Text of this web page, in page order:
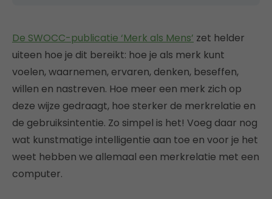
De SWOCC-publicatie ‘Merk als Mens’ zet helder
uiteen hoe je dit bereikt: hoe je als merk kunt
voelen, waarnemen, ervaren, denken, beseffen,
willen en nastreven. Hoe meer een merk zich op
deze wijze gedraagt, hoe sterker de merkrelatie en
de gebruiksintentie. Zo simpel is het! Voeg daar nog
wat kunstmatige intelligentie aan toe en voor je het
weet hebben we allemaal een merkrelatie met een
computer.